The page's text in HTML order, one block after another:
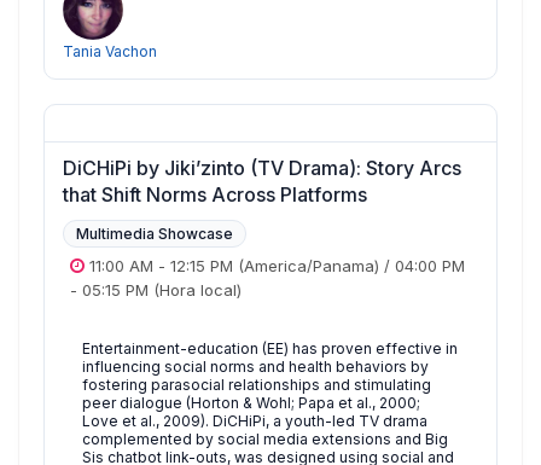
Tania Vachon
DiCHiPi by Jiki’zinto (TV Drama): Story Arcs
that Shift Norms Across Platforms
Multimedia Showcase
11:00 AM - 12:15 PM (America/Panama) / 04:00 PM
- 05:15 PM (Hora local)
Entertainment-education (EE) has proven effective in
influencing social norms and health behaviors by
fostering parasocial relationships and stimulating
peer dialogue (Horton & Wohl; Papa et al., 2000;
Love et al., 2009). DiCHiPi, a youth-led TV drama
complemented by social media extensions and Big
Sis chatbot link-outs, was designed using social and